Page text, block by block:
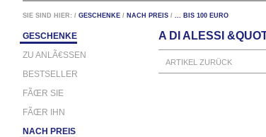
SIE SIND HIER: / GESCHENKE / NACH PREIS / ... BIS 100 EURO
GESCHENKE
ZU ANLÃ€SSEN
BESTSELLER
FÃŒR SIE
FÃŒR IHN
NACH PREIS
A DI ALESSI
ARTIKEL ZURÜCK